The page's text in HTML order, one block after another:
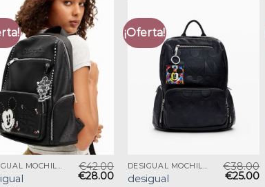
DESIGUAL MOCHILAS €42.00
€28.00
¡Oferta!
DESIGUAL MOCHILAS
desigual
€38.00
€25.00